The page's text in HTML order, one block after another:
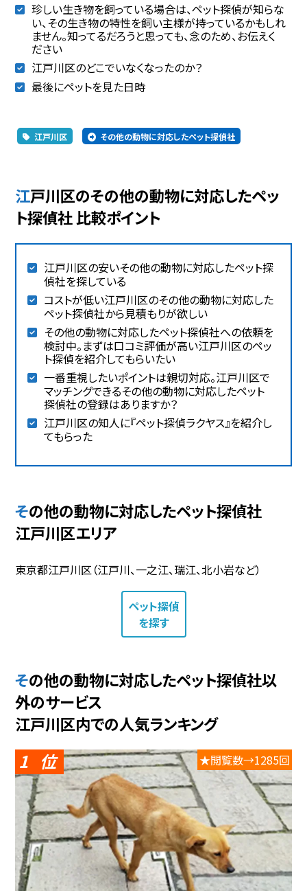
珍しい生き物を飼っている場合は、ペット探偵が知らな
い、その生き物の特性を飼い主様が持っているかもしれ
ません。知ってるだろうと思っても、念のため、お伝えく
ださい
江戸川区のどこでいなくなったのか？
最後にペットを見た日時
江戸川区 その他の動物に対応したペット探偵社
江戸川区のその他の動物に対応したペッ
ト探偵社 比較ポイント
江戸川区の安いその他の動物に対応したペット探
偵社を探している
コストが低い江戸川区のその他の動物に対応した
ペット探偵社から見積もりが欲しい
その他の動物に対応したペット探偵社への依頼を
検討中。まずは口コミ評価が高い江戸川区のペッ
ト探偵を紹介してもらいたい
一番重視したいポイントは親切対応。江戸川区で
マッチングできるその他の動物に対応したペット
探偵社の登録はありますか？
江戸川区の知人に『ペット探偵ラクヤス』を紹介し
てもらった
その他の動物に対応したペット探偵社
江戸川区エリア
東京都江戸川区（江戸川、一之江、瑞江、北小岩など）
ペット探偵
を探す
その他の動物に対応したペット探偵社以
外のサービス
江戸川区内での人気ランキング
1 ★閲覧数→1285回